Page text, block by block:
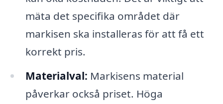
mäta det specifika området där
markisen ska installeras för att få ett
korrekt pris.
Materialval: Markisens material
påverkar också priset. Höga